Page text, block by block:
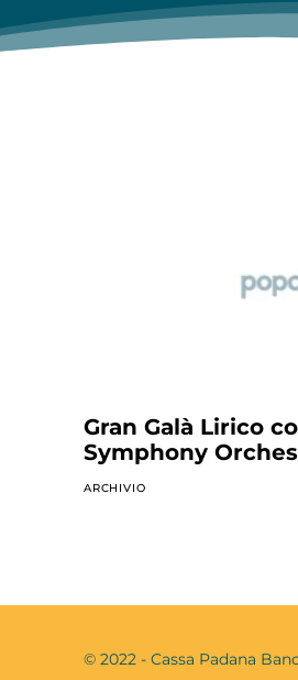
Gran Galà Lirico
Symphony
ARCHIVIO
© 2022 - Cassa Padana